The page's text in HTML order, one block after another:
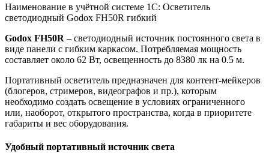
Наименование в учётной системе 1С: Осветитель
светодиодный Godox FH50R гибкий
Godox FH50R – светодиодный источник постоянного света в
виде панели с гибким каркасом. Потребляемая мощность
составляет около 62 Вт, освещенность до 8380 лк на 0.5 м.
Портативный осветитель предназначен для контент-мейкеров
(блогеров, стримеров, видеографов и пр.), которым
необходимо создать освещение в условиях ограниченного
или, наоборот, открытого пространства, когда в приоритете
габариты и вес оборудования.
Удобный портативный источник света